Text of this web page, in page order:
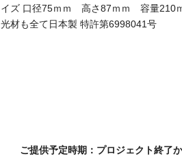
イズ 口径75ｍｍ 高さ87ｍｍ 容量210
光材も全て日本製 特許第6998041号
ご提供予定時期：プロジェクト終了